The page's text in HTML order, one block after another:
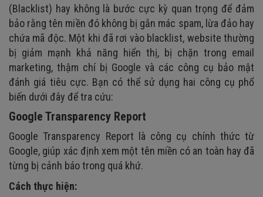
(Blacklist) hay không là bước cực kỳ quan trọng để đảm
bảo rằng tên miền đó không bị gắn mác spam, lừa đảo hay
chứa mã độc. Một khi đã rơi vào blacklist, website thường
bị giảm mạnh khả năng hiển thị, bị chặn trong email
marketing, thậm chí bị Google và các công cụ bảo mật
đánh giá tiêu cực. Bạn có thể sử dụng hai công cụ phổ
biến dưới đây để tra cứu:
Google Transparency Report
Google Transparency Report là công cụ chính thức từ
Google, giúp xác định xem một tên miền có an toàn hay đã
từng bị cảnh báo trong quá khứ.
Cách thực hiện: